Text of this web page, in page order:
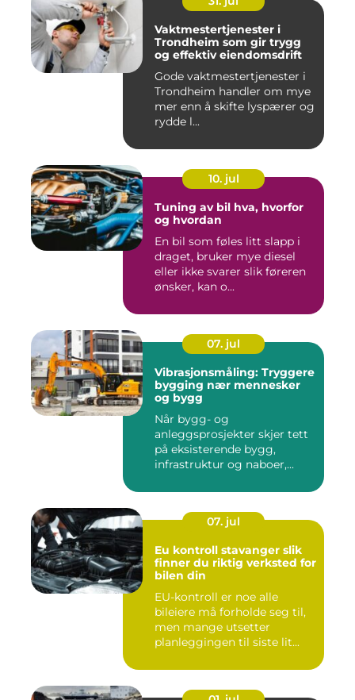
Vaktmestertjenester i
Trondheim som gir trygg
og effektiv eiendomsdrift
Gode vaktmestertjenester i
Trondheim handler om mye
mer enn å skifte lyspærer og
rydde l...
10. jul
Tuning av bil hva, hvorfor
og hvordan
En bil som føles litt slapp i
draget, bruker mye diesel
eller ikke svarer slik føreren
ønsker, kan o...
07. jul
Vibrasjonsmåling: Tryggere
bygging nær mennesker
og bygg
Når bygg- og
anleggsprosjekter skjer tett
på eksisterende bygg,
infrastruktur og naboer,...
07. jul
Eu kontroll stavanger slik
finner du riktig verksted for
bilen din
EU-kontroll er noe alle
bileiere må forholde seg til,
men mange utsetter
planleggingen til siste lit...